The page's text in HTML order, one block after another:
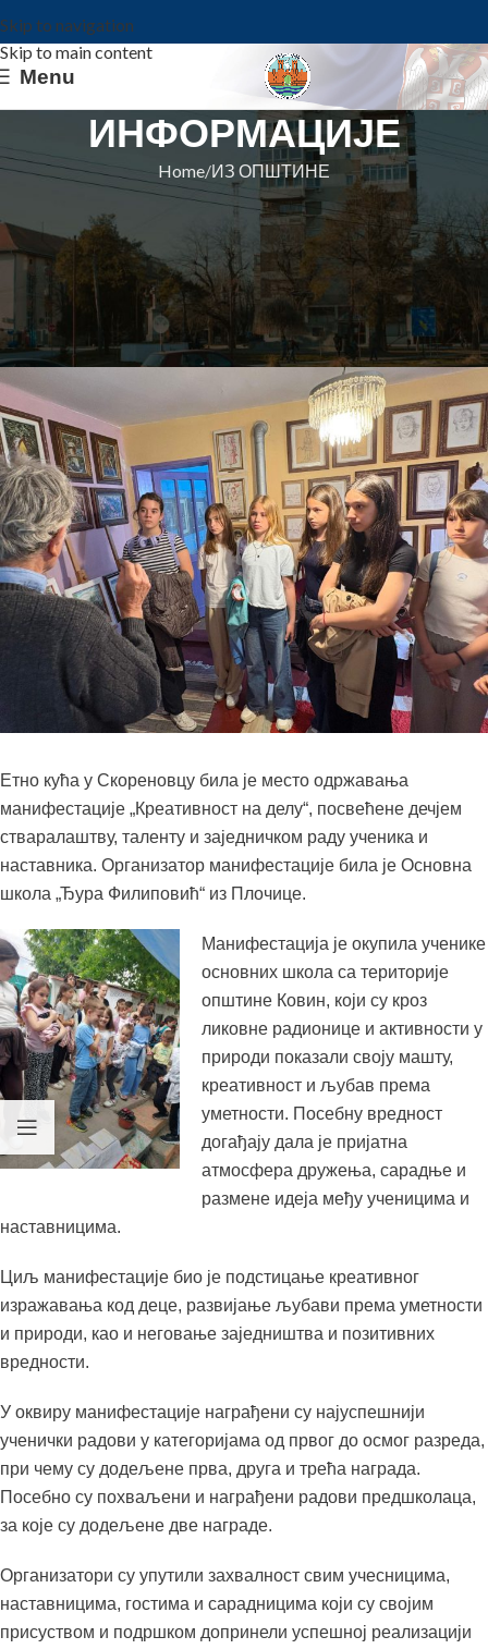
Skip to navigation
Skip to main content
Menu
ИНФОРМАЦИЈЕ
Home ИЗ ОПШТИНЕ
ИЗ ОПШТИНЕ
Манифестација „Креативност на
делу“ окупила ученике са
територије општине Ковин
Општина Ковин On 13. maj 2026.
Етно кућа у Скореновцу била је место одржавања
манифестације „Креативност на делу“, посвећене дечјем
стваралаштву, таленту и заједничком раду ученика и
наставника. Организатор манифестације била је Основна
школа „Ђура Филиповић“ из Плочице.
Манифестација је окупила ученике
основних школа са територије
општине Ковин, који су кроз
ликовне радионице и активности у
природи показали своју машту,
креативност и љубав према
уметности. Посебну вредност
догађају дала је пријатна
атмосфера дружења, сарадње и
размене идеја међу ученицима и
наставницима.
Циљ манифестације био је подстицање креативног
изражавања код деце, развијање љубави према уметности
и природи, као и неговање заједништва и позитивних
вредности.
У оквиру манифестације награђени су најуспешнији
ученички радови у категоријама од првог до осмог разреда,
при чему су додељене прва, друга и трећа награда.
Посебно су похваљени и награђени радови предшколаца,
за које су додељене две награде.
Организатори су упутили захвалност свим учесницима,
наставницима, гостима и сарадницима који су својим
присуством и подршком допринели успешној реализацији